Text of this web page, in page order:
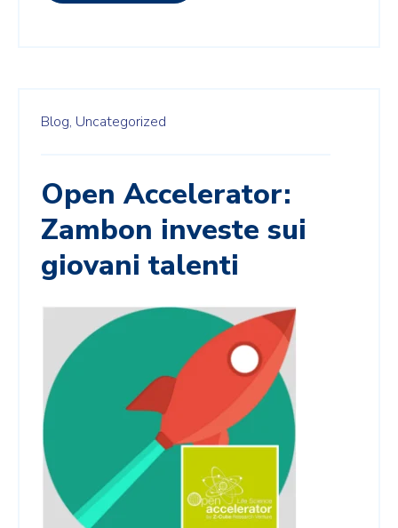
Blog, Uncategorized
Open Accelerator:
Zambon investe sui
giovani talenti